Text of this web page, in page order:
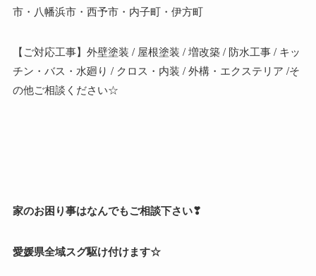
市・八幡浜市・西予市・内子町・伊方町
【ご対応工事】外壁塗装 / 屋根塗装 / 増改築 / 防水工事 / キッ
チン・バス・水廻り / クロス・内装 / 外構・エクステリア /そ
の他ご相談ください☆
家のお困り事はなんでもご相談下さい❣
愛媛県全域スグ駆け付けます☆